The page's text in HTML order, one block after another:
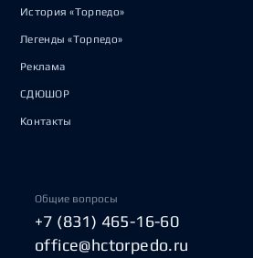
История «Торпедо»
Легенды «Торпедо»
Реклама
СДЮШОР
Контакты
Общие вопросы
+7 (831) 465-16-60
office@hctorpedo.ru